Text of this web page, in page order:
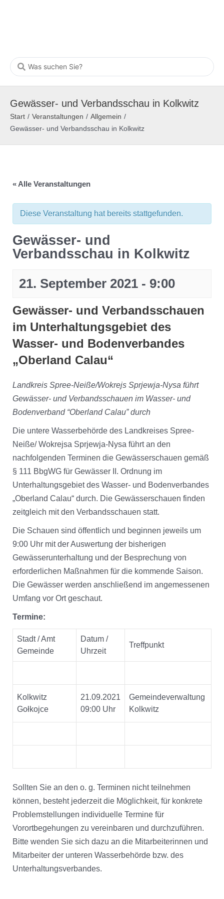
Gewässer- und Verbandsschau in Kolkwitz
Start / Veranstaltungen / Allgemein /
Gewässer- und Verbandsschau in Kolkwitz
« Alle Veranstaltungen
Diese Veranstaltung hat bereits stattgefunden.
Gewässer- und
Verbandsschau in Kolkwitz
21. September 2021 - 9:00
Gewässer- und Verbandsschauen
im Unterhaltungsgebiet des
Wasser- und Bodenverbandes
„Oberland Calau“
Landkreis Spree-Neiße/Wokrejs Sprjewja-Nysa führt
Gewässer- und Verbandsschauen im Wasser- und
Bodenverband “Oberland Calau” durch
Die untere Wasserbehörde des Landkreises Spree-
Neiße/ Wokrejsa Sprjewja-Nysa führt an den
nachfolgenden Terminen die Gewässerschauen gemäß
§ 111 BbgWG für Gewässer II. Ordnung im
Unterhaltungsgebiet des Wasser- und Bodenverbandes
„Oberland Calau“ durch. Die Gewässerschauen finden
zeitgleich mit den Verbandsschauen statt.
Die Schauen sind öffentlich und beginnen jeweils um
9:00 Uhr mit der Auswertung der bisherigen
Gewässerunterhaltung und der Besprechung von
erforderlichen Maßnahmen für die kommende Saison.
Die Gewässer werden anschließend im angemessenen
Umfang vor Ort geschaut.
Termine:
Stadt / Amt
Gemeinde
Datum /
Uhrzeit
Treffpunkt
Kolkwitz
Gołkojce
21.09.2021
09:00 Uhr
Gemeindeverwaltung
Kolkwitz
Sollten Sie an den o. g. Terminen nicht teilnehmen
können, besteht jederzeit die Möglichkeit, für konkrete
Problemstellungen individuelle Termine für
Vorortbegehungen zu vereinbaren und durchzuführen.
Bitte wenden Sie sich dazu an die Mitarbeiterinnen und
Mitarbeiter der unteren Wasserbehörde bzw. des
Unterhaltungsverbandes.